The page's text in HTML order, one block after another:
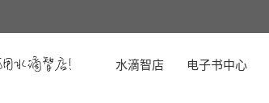
水滴智店 电子书中心